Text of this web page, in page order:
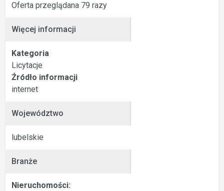
Oferta przeglądana 79 razy
Więcej informacji
Kategoria
Licytacje
Źródło informacji
internet
Województwo
lubelskie
Branże
Nieruchomości: